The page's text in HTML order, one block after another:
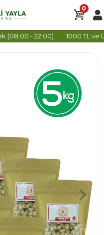
- 22:00) 1000 TL ve
0